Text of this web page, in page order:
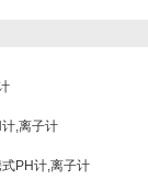
,离子计
PH计,离子计